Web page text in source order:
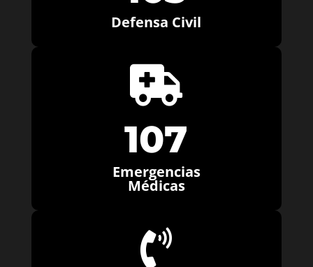
Defensa Civil

107
Emergencias
Médicas
